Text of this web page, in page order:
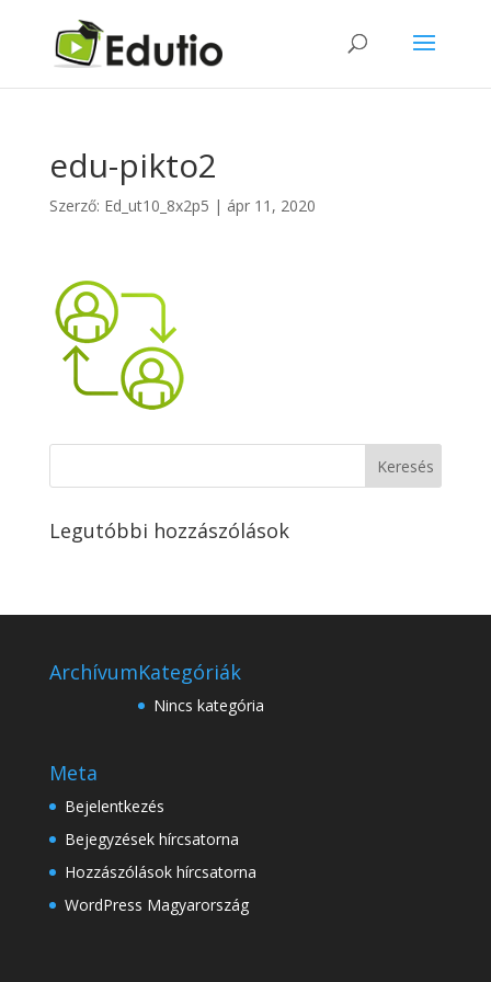
edu-pikto2
Szerző: Ed_ut10_8x2p5 | ápr 11, 2020
Legutóbbi hozzászólások
ArchívumKategóriák
Nincs kategória
Meta
Bejelentkezés
Bejegyzések hírcsatorna
Hozzászólások hírcsatorna
WordPress Magyarország